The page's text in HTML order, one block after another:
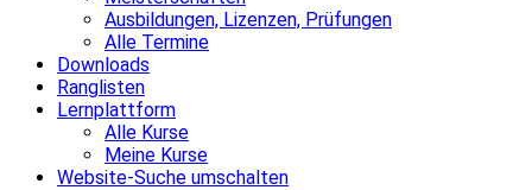
Ausbildungen, Lizenzen, Prüfungen
Alle Termine
Downloads
Ranglisten
Lernplattform
Alle Kurse
Meine Kurse
Website-Suche umschalten